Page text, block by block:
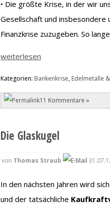
• Die größte Krise, in der wir
Gesellschaft und
Finanzkrise zuzugeben. So
weiterlesen
Kategorien: Bankenkrise, Edelmetalle
11 Kommentare »
Die Glaskugel
von Thomas Straub
In den nächsten Jahren wird
und der tatsächliche